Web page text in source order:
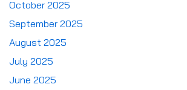
October 2025
September 2025
August 2025
July 2025
June 2025